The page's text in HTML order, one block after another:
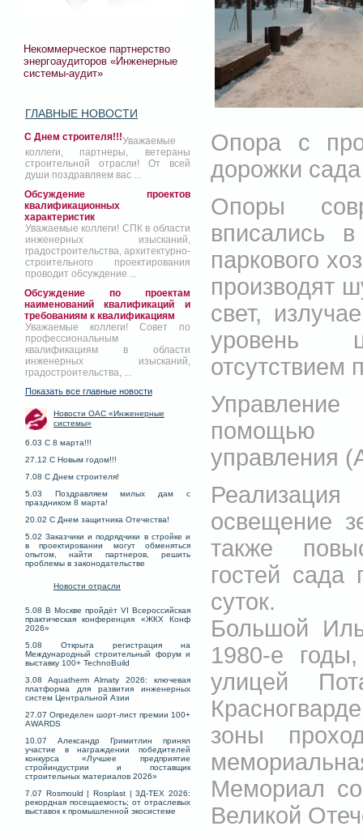
Некоммерческое партнерство
энергоаудиторов «Инженерные
системы-аудит»
ГЛАВНЫЕ НОВОСТИ
С Днем строителя!!!Уважаемые
коллеги, партнеры, ветераны
строительной отрасли! От всей
души поздравляем вас ...
Обсуждение проектов
квалификационных
характеристик
Уважаемые коллеги! СПК в области
инженерных изысканий,
градостроительства, архитектурно-
строительного проектирования
проводит обсуждение ...
Обсуждение по проектам
наименований квалификаций и
требованиям к квалификациям
Уважаемые коллеги! Совет по
профессиональным
квалификациям в области
инженерных изысканий,
градостроительства, ...
Показать все главные новости
Новости ОАС «Инженерные
системы»
6.03 С 8 марта!!!
27.12 С Новым годом!!!
7.08 С Днем строителя!
5.03 Поздравляем милых дам с
праздником 8 марта!
20.02 С Днем защитника Отечества!
5.02 Заказчики и подрядчики в стройке и
в проектировании могут обменяться
опытом, найти партнеров, решить
проблемы в законодательстве
Новости отрасли
5.08 В Москве пройдёт VI Всероссийская
практическая конференция «ЖКХ Конф
2026»
5.08 Открыта регистрация на
Международный строительный форум и
выставку 100+ TechnoBuild
3.08 Aquatherm Almaty 2026: ключевая
платформа для развития инженерных
систем Центральной Азии
27.07 Определен шорт-лист премии 100+
AWARDS
10.07 Александр Гримитлин принял
участие в награждении победителей
конкурса «Лучшее предприятие
стройиндустрии и поставщик
строительных материалов 2026»
7.07 Rosmould | Rosplast | 3Д-ТЕХ 2026:
рекордная посещаемость; от отраслевых
выставок к промышленной экосистеме
Опора с
дорожки
Опоры
вписались
паркового
производят
свет,
уровень
отсутствием
помощью
управления
освещение
также
гостей сада
суток.
Большой
1980-е
улицей
зоны
Мемориал
Великой